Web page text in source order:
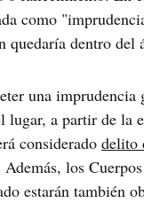
como
quedaría dentro del
una imprudencia
lugar, a partir de la
considerado delito
los
estarán también